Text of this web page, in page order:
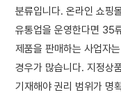
분류입니다. 온라인 쇼핑
유통업을 운영한다면 35
제품을 판매하는 사업자
경우가 많습니다. 지정상
기재해야 권리 범위가 명